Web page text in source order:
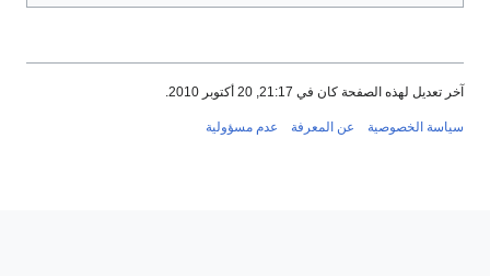
آخر تعديل لهذه الصفحة كان في 21:17, 20 أكتوبر 2010.
سياسة الخصوصية عن المعرفة عدم مسؤولية